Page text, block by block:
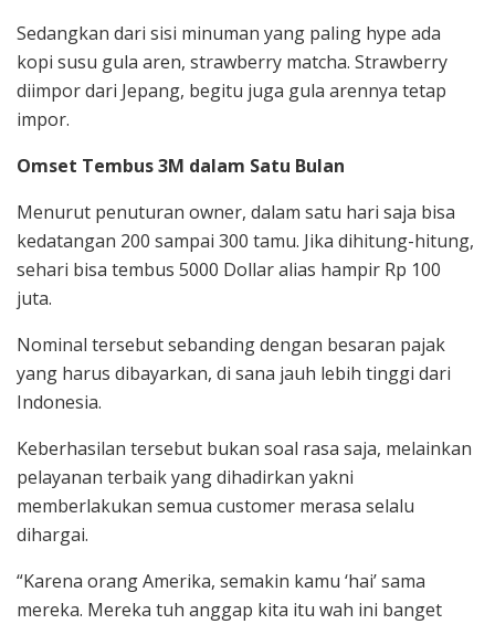
Sedangkan dari sisi minuman yang paling hype ada
kopi susu gula aren, strawberry matcha. Strawberry
diimpor dari Jepang, begitu juga gula arennya tetap
impor.
Omset Tembus 3M dalam Satu Bulan
Menurut penuturan owner, dalam satu hari saja bisa
kedatangan 200 sampai 300 tamu. Jika dihitung-hitung,
sehari bisa tembus 5000 Dollar alias hampir Rp 100
juta.
Nominal tersebut sebanding dengan besaran pajak
yang harus dibayarkan, di sana jauh lebih tinggi dari
Indonesia.
Keberhasilan tersebut bukan soal rasa saja, melainkan
pelayanan terbaik yang dihadirkan yakni
memberlakukan semua customer merasa selalu
dihargai.
“Karena orang Amerika, semakin kamu ‘hai’ sama
mereka. Mereka tuh anggap kita itu wah ini banget